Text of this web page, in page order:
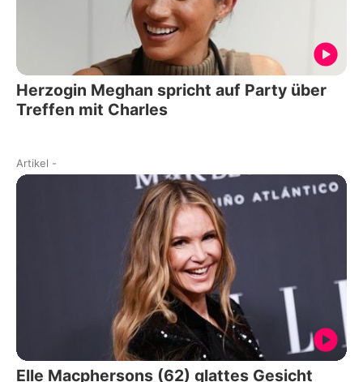
Herzogin Meghan spricht auf Party über
Treffen mit Charles
Artikel -
Elle Macphersons (62) glattes Gesicht